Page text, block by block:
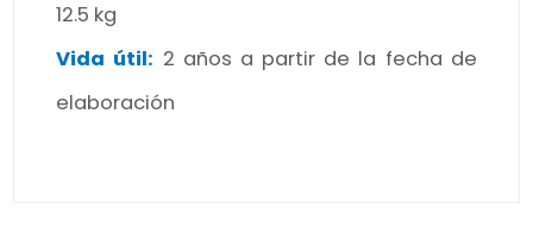
12.5 kg
Vida útil: 2 años a partir de la fecha de
elaboración